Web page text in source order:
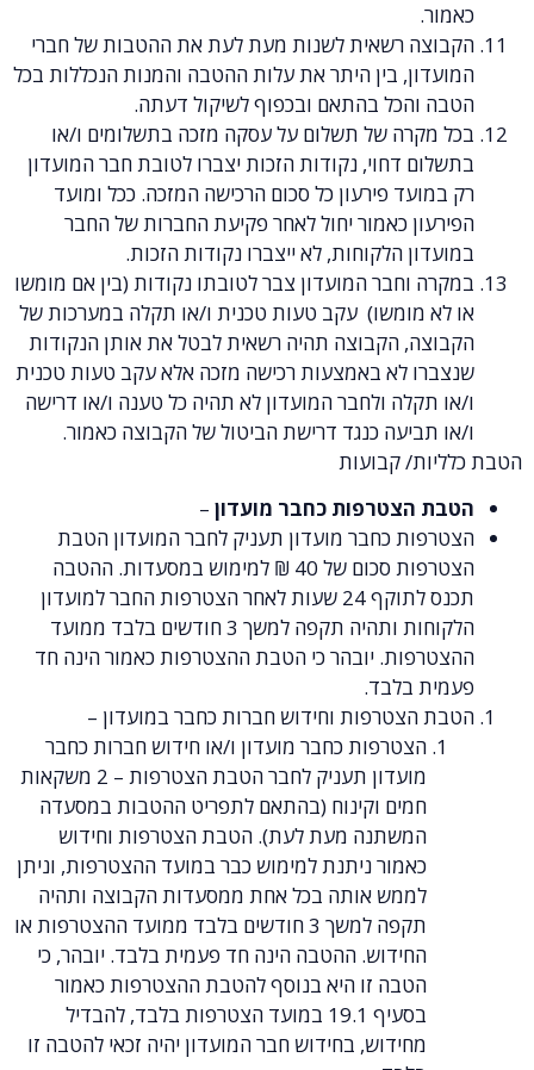
רשאית לשנות מעת לעת את ההטבות של חברי
בין היתר את עלות ההטבה והמנות הנכללות בכל
בהתאם ובכפוף לשיקול דעתה.
של תשלום על עסקה מזכה בתשלומים ו/או
דחוי, נקודות הזכות יצברו לטובת חבר המועדון
פירעון כל סכום הרכישה המזכה. ככל ומועד
כאמור יחול לאחר פקיעת החברות של החבר
הלקוחות, לא ייצברו נקודות הזכות.
וחבר המועדון צבר לטובתו נקודות (בין אם מומשו
מומשו) עקב טעות טכנית ו/או תקלה במערכות של
הקבוצה תהיה רשאית לבטל את אותן הנקודות
לא באמצעות רכישה מזכה אלא עקב טעות טכנית
ולחבר המועדון לא תהיה כל טענה ו/או דרישה
כנגד דרישת הביטול של הקבוצה כאמור.
קבועות
כחבר מועדון–
כחבר מועדון תעניק לחבר המועדון הטבת
הצטרפות סכום של 40 ₪ למימוש במסעדות. ההטבה
תכנס לתוקף 24 שעות לאחר הצטרפות החבר למועדון
הלקוחות ותהיה תקפה למשך 3 חודשים בלבד ממועד
יובהר כי הטבת ההצטרפות כאמור הינה חד
בלבד.
וחידוש חברות כחבר במועדון –
הצטרפות כחבר מועדון ו/או חידוש חברות כחבר
מועדון תעניק לחבר הטבת הצטרפות – 2 משקאות
חמים וקינוח (בהתאם לתפריט ההטבות במסעדה
המשתנה מעת לעת). הטבת הצטרפות וחידוש
כאמור ניתנת למימוש כבר במועד ההצטרפות, וניתן
לממש אותה בכל אחת ממסעדות הקבוצה ותהיה
תקפה למשך 3 חודשים בלבד ממועד ההצטרפות או
החידוש. ההטבה הינה חד פעמית בלבד. יובהר, כי
הטבה זו היא בנוסף להטבת ההצטרפות כאמור
בסעיף 19.1 במועד הצטרפות בלבד, להבדיל
מחידוש, בחידוש חבר המועדון יהיה זכאי להטבה זו